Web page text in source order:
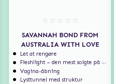
SAVANNAH BOND FROM
AUSTRALIA WITH LOVE
Let at rengøre
Fleshlight – den mest solgte på markedet
Vagina-åbning
Lysttunnel med struktur